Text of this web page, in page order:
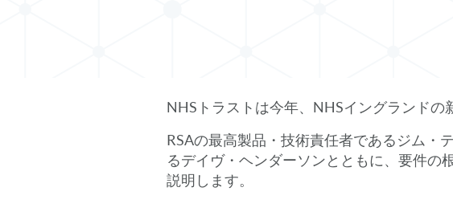
NHSトラストは今年、NHSイングランドの
RSAの最高製品・技術責任者であるジム・
るデイヴ・ヘンダーソンとともに、要件の
説明します。